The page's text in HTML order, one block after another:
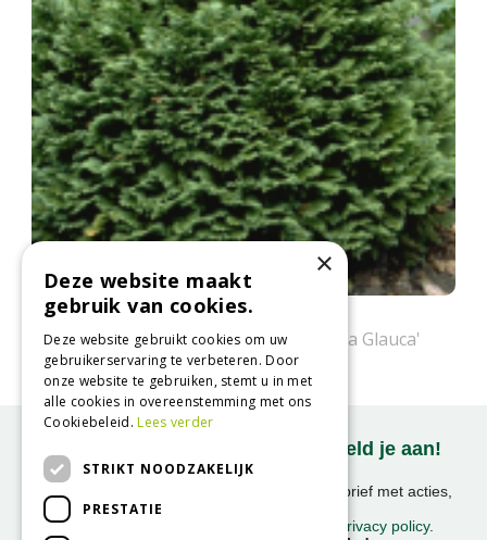
Californische cipres
Chamaecyparis lawsoniana 'Minima Glauca'
Onze nieuwsbrief ontvangen? Meld je aan!
Ontvang ongeveer 1x per week onze nieuwsbrief met acties,
We slaan uw gegevens op conform onze
privacy policy.
×
Deze website maakt
gebruik van cookies.
Deze website gebruikt cookies om uw
gebruikerservaring te verbeteren. Door
onze website te gebruiken, stemt u in met
alle cookies in overeenstemming met ons
Cookiebeleid.Lees verder
STRIKT NOODZAKELIJK
PRESTATIE